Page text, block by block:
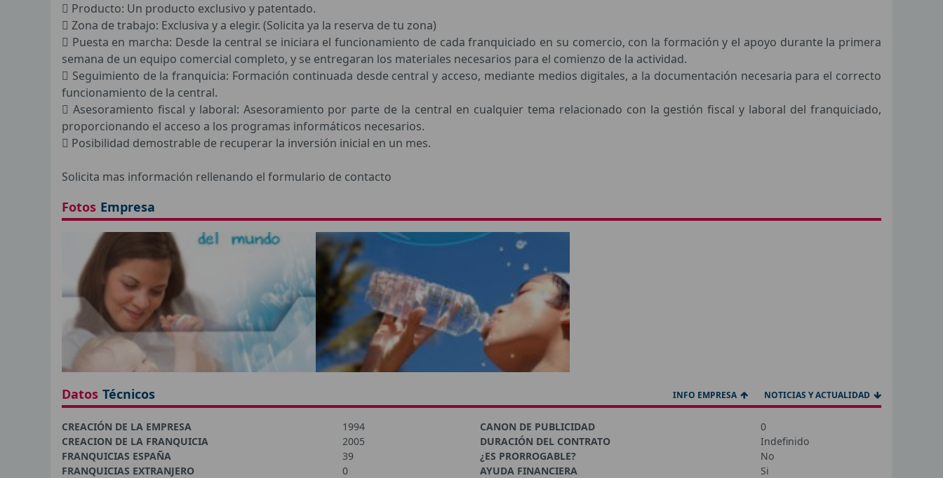
 Producto: Un producto exclusivo y patentado.
 Zona de trabajo: Exclusiva y a elegir. (Solicita ya la reserva de tu zona)
 Puesta en marcha: Desde la central se iniciara el funcionamiento de cada franquiciado en su comercio, con la formación y el apoyo durante la primera
semana de un equipo comercial completo, y se entregaran los materiales necesarios para el comienzo de la actividad.
 Seguimiento de la franquicia: Formación continuada desde central y acceso, mediante medios digitales, a la documentación necesaria para el correcto
funcionamiento de la central.
 Asesoramiento fiscal y laboral: Asesoramiento por parte de la central en cualquier tema relacionado con la gestión fiscal y laboral del franquiciado,
proporcionando el acceso a los programas informáticos necesarios.
 Posibilidad demostrable de recuperar la inversión inicial en un mes.
Solicita mas información rellenando el formulario de contacto
Fotos Empresa
Datos Técnicos INFO EMPRESA NOTICIAS Y ACTUALIDAD
CREACIÓN DE LA EMPRESA
1994
CREACION DE LA FRANQUICIA
2005
FRANQUICIAS ESPAÑA
39
FRANQUICIAS EXTRANJERO
0
CANON DE PUBLICIDAD
0
DURACIÓN DEL CONTRATO
Indefinido
¿ES PRORROGABLE?
No
AYUDA FINANCIERA
Si